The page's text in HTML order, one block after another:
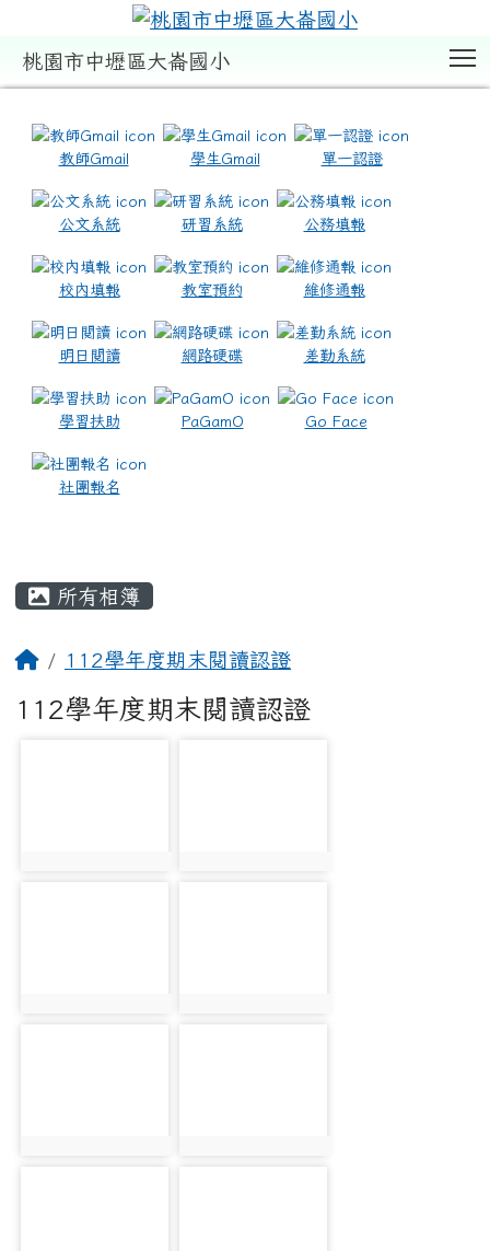
桃園市中壢區大崙國小
教師Gmail 學生Gmail 單一認證
公文系統 研習系統 公務填報
校內填報 教室預約 維修通報
明日閱讀 網路硬碟 差勤系統
學習扶助 PaGamO Go Face
社團報名
所有相簿
112學年度期末閱讀認證
112學年度期末閱讀認證